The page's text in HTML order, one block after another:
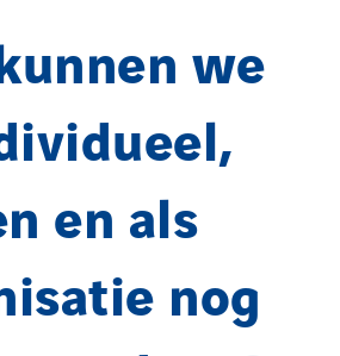
we
en als
nog